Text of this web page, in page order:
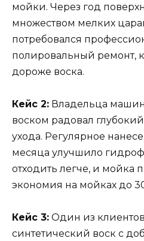
мойки. Через год
множеством мелких
потребовался
полировальный ремонт,
дороже воска.
Кейс 2: Владельца
воском радовал
ухода. Регулярное
месяца улучшило
отходить легче, и мойка
экономия на мойках до
Кейс 3: Один из
синтетический воск с